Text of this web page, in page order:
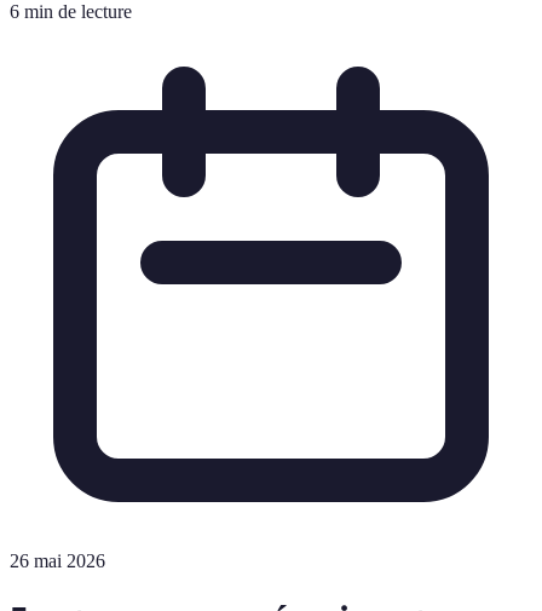
6 min de lecture
26 mai 2026